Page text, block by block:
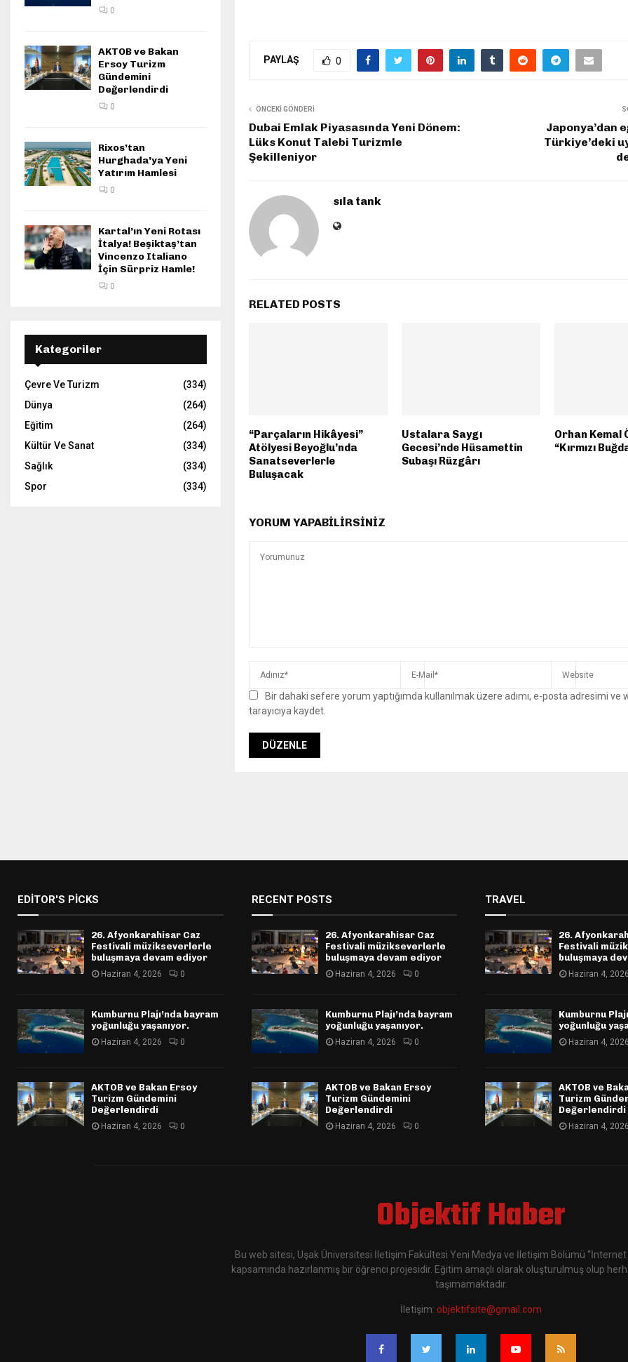
PAYLAŞ 0
ÖNCEKI GÖNDERI
Dubai Emlak Piyasasında Yeni Dönem:
Lüks Konut Talebi Turizmle
Şekilleniyor
Japonya’dan
Türkiye’deki
sıla tank
RELATED POSTS
“Parçaların Hikâyesi”
Atölyesi Beyoğlu’nda
Sanatseverlerle
Buluşacak
Ustalara Saygı
Gecesi’nde Hüsamettin
Subaşı Rüzgârı
Orhan Kemal
“Kırmızı
YORUM YAPABILIRSINIZ
Bir dahaki sefere yorum yaptığımda kullanılmak üzere adımı, e-posta adresimi ve
tarayıcıya kaydet.
0
AKTOB ve Bakan
Ersoy Turizm
Gündemini
Değerlendirdi
0
Rixos’tan
Hurghada’ya Yeni
Yatırım Hamlesi
0
Kartal’ın Yeni Rotası
İtalya! Beşiktaş’tan
Vincenzo Italiano
İçin Sürpriz Hamle!
0
Kategoriler
Çevre Ve Turizm
(334)
Dünya
(264)
Eğitim
(264)
Kültür Ve Sanat
(334)
Sağlık
(334)
Spor
(334)
EDITOR'S PICKS
26. Afyonkarahisar Caz
Festivali müzikseverlerle
buluşmaya devam ediyor
Haziran 4, 2026 0
Kumburnu Plajı’nda bayram
yoğunluğu yaşanıyor.
Haziran 4, 2026 0
AKTOB ve Bakan Ersoy
Turizm Gündemini
Değerlendirdi
Haziran 4, 2026 0
RECENT POSTS
26. Afyonkarahisar Caz
Festivali müzikseverlerle
buluşmaya devam ediyor
Haziran 4, 2026 0
Kumburnu Plajı’nda bayram
yoğunluğu yaşanıyor.
Haziran 4, 2026 0
AKTOB ve Bakan Ersoy
Turizm Gündemini
Değerlendirdi
Haziran 4, 2026 0
TRAVEL
26.
Festivali
buluşmaya
Haziran 4, 2026
Kumburnu
yoğunluğu
Haziran 4, 2026
AKTOB ve
Turizm
Değerlendirdi
Haziran 4, 2026
Objektif Haber
Bu web sitesi, Uşak Üniversitesi İletişim Fakültesi Yeni Medya ve İletişim Bölümü
kapsamında hazırlanmış bir öğrenci projesidir. Eğitim amaçlı olarak oluşturulmuş olup
taşımamaktadır.
İletişim: objektifsite@gmail.com